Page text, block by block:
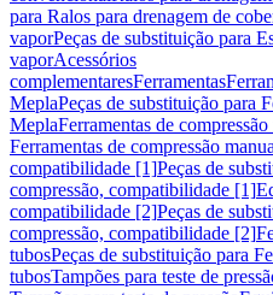
para Ralos para drenagem de
vaporPeças de substituição para
vaporAcessórios
complementaresFerramentas
MeplaPeças de substituição para
MeplaFerramentas de
Ferramentas de compressão
compatibilidade [1]Peças de
compressão, compatibilidade [1]
compatibilidade [2]Peças de
compressão, compatibilidade [2]
tubosPeças de substituição para
tubosTampões para teste de